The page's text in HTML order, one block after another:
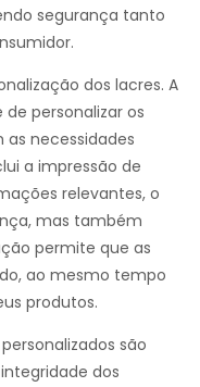
segurança tanto
dos lacres. A
personalizar os
necessidades
a impressão de
relevantes, o
mas também
permite que as
ao mesmo tempo
produtos.
são
dos